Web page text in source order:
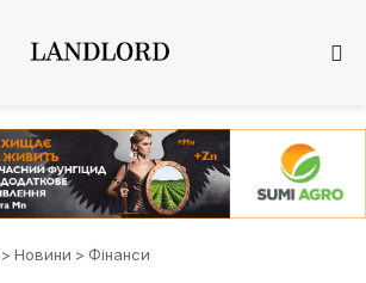
> Новини > Фінанси